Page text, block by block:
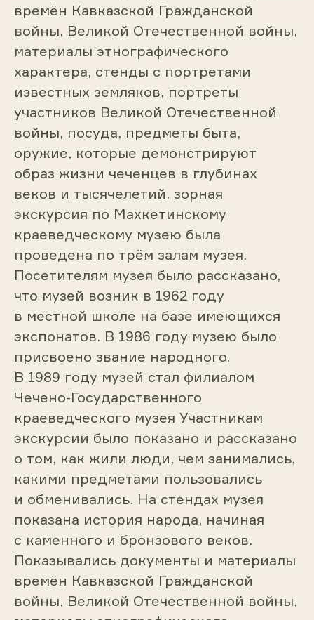
времён Кавказской Гражданской
войны, Великой Отечественной войны,
материалы этнографического
характера, стенды с портретами
известных земляков, портреты
участников Великой Отечественной
войны, посуда, предметы быта,
оружие, которые демонстрируют
образ жизни чеченцев в глубинах
веков и тысячелетий. зорная
экскурсия по Махкетинскому
краеведческому музею была
проведена по трём залам музея.
Посетителям музея было рассказано,
что музей возник в 1962 году
в местной школе на базе имеющихся
экспонатов. В 1986 году музею было
присвоено звание народного.
В 1989 году музей стал филиалом
Чечено-Государственного
краеведческого музея Участникам
экскурсии было показано и рассказано
о том, как жили люди, чем занимались,
какими предметами пользовались
и обменивались. На стендах музея
показана история народа, начиная
с каменного и бронзового веков.
Показывались документы и материалы
времён Кавказской Гражданской
войны, Великой Отечественной войны,